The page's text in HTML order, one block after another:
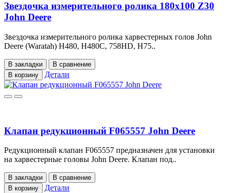
Звездочка измерительного ролика 180x100 Z30
John Deere
Звездочка измерительного ролика харвестерных голов John
Deere (Waratah) H480, H480C, 758HD, H75..
В закладки
В сравнение
В корзину
Детали
Клапан редукционный F065557 John Deere
Редукционный клапан F065557 предназначен для установки
на харвестерные головы John Deere. Клапан под..
В закладки
В сравнение
В корзину
Детали